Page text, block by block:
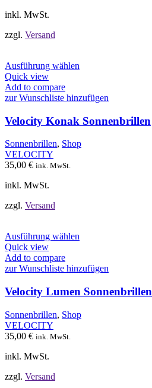
inkl. MwSt.
zzgl. Versand
Ausführung wählen
mehrere
auf.
Die
Optionen
können
Quick view
Add to compare
zur Wunschliste hinzufügen
Velocity Konak Sonnenbrillen
Sonnenbrillen, Shop
VELOCITY
35,00 € ink. MwSt.
inkl. MwSt.
zzgl. Versand
Ausführung wählen
mehrere
auf.
Die
können
Quick view
Add to compare
zur Wunschliste hinzufügen
Velocity Lumen Sonnenbrillen
Sonnenbrillen, Shop
VELOCITY
35,00 € ink. MwSt.
inkl. MwSt.
zzgl. Versand